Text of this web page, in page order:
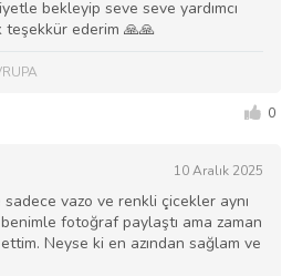
bekleyip seve seve yardımcı
teşekkür ederim 🙏🙏
0
10 Aralık 2025
vazo ve renkli çicekler aynı
benimle fotoğraf paylaştı ama zaman
Neyse ki en azından sağlam ve